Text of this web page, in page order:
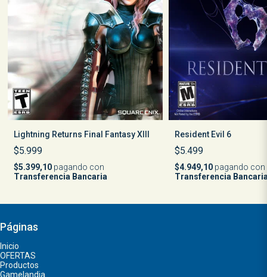
Lightning Returns Final Fantasy XIII
$5.999
$5.399,10pagando con
Transferencia Bancaria
Resident Evil 6
$5.499
$4.949,10 pagando con
Transferencia
Páginas
Inicio
OFERTAS
Productos
Gamelandia